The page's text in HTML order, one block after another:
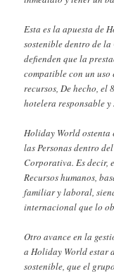
Esta es la apuesta de
sostenible dentro de la
defienden que la
compatible con un
recursos, De hecho, el
hotelera responsable y
Holiday World ostenta
las Personas dentro
Corporativa. Es decir,
Recursos humanos,
familiar y laboral,
internacional que lo
Otro avance en la
a Holiday World estar
sostenible, que el